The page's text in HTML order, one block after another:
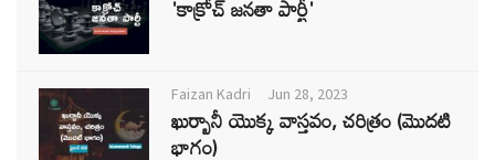
'కాక్రోచ్ జనతా పార్టీ'
Faizan Kadri Jun 28, 2023
ఖుర్బానీ యొక్క వాస్తవం, చరిత్రం (మొదటి
భాగం)